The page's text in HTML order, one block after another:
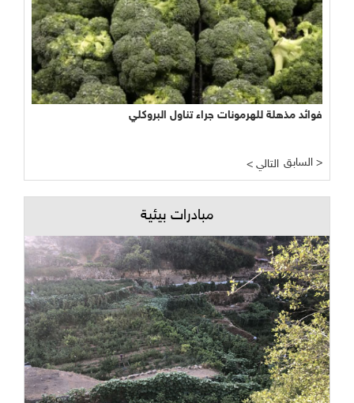
فوائد مذهلة للهرمونات جراء تناول البروكلي
< التالي السابق >
مبادرات بيئية